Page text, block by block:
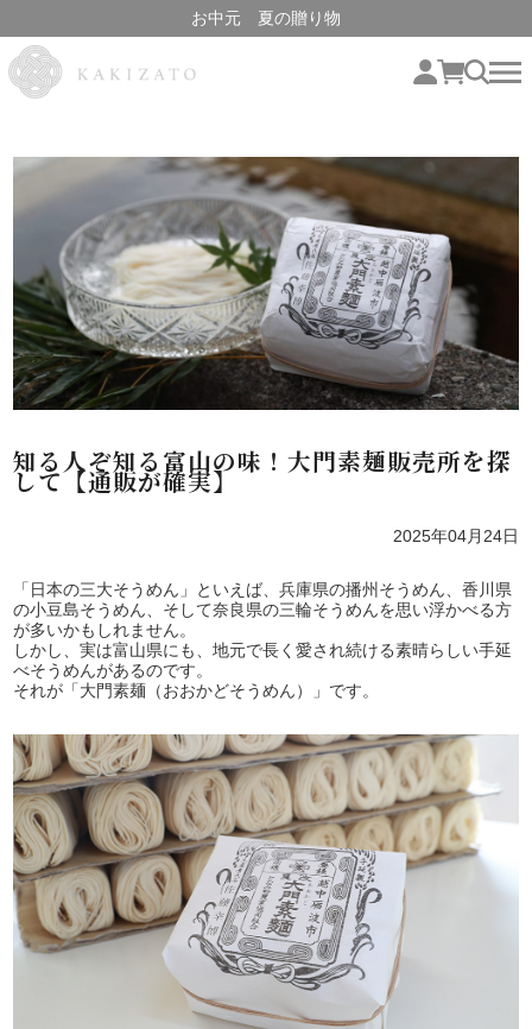
お中元 夏の贈り物
知る人ぞ知る富山の味！大門素麺販売所を探
して【通販が確実】
2025年04月24日
「日本の三大そうめん」といえば、兵庫県の播州そうめん、香川県
の小豆島そうめん、そして奈良県の三輪そうめんを思い浮かべる方
が多いかもしれません。
しかし、実は富山県にも、地元で長く愛され続ける素晴らしい手延
べそうめんがあるのです。
それが「大門素麺（おおかどそうめん）」です。